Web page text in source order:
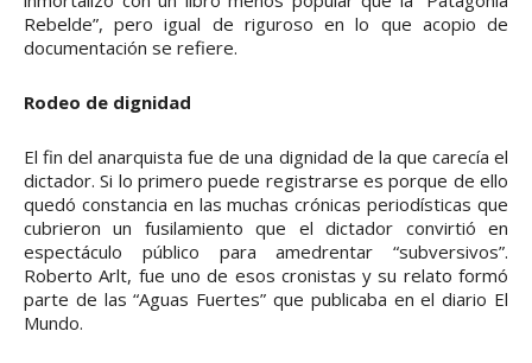
Rebelde”, pero igual de riguroso en lo que acopio de
documentación se refiere.
Rodeo de dignidad
El fin del anarquista fue de una dignidad de la que carecía el
dictador. Si lo primero puede registrarse es porque de ello
quedó constancia en las muchas crónicas periodísticas que
cubrieron un fusilamiento que el dictador convirtió en
espectáculo público para amedrentar “subversivos”.
Roberto Arlt, fue uno de esos cronistas y su relato formó
parte de las “Aguas Fuertes” que publicaba en el diario El
Mundo.